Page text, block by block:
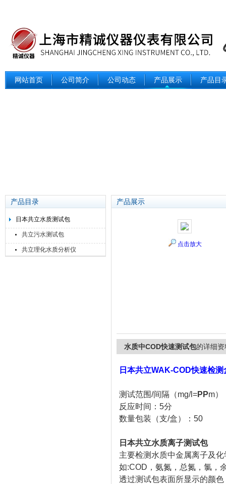
网站首页 公司简介 公司动态 产品展示 产品目
产品目录
日本共立水质测试包
共立污水测试包
共立理化水质分析仪
产品展示
点击放大
水质中COD快速测试包的详细资
日本共立WAK-COD快速检测
测试范围/间隔（mg/l=PPm）
反应时间：5分
数量包装（支/盒）：50
日本共立水质离子测试包
主要检测水质中金属离子及
如:COD，氨氮，总氮，氯，
透过测试包表面所显示的颜色